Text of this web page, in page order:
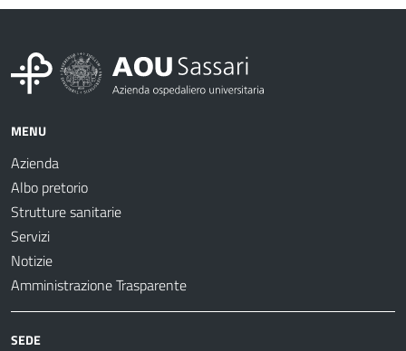
MENU
Azienda
Albo pretorio
Strutture sanitarie
Servizi
Notizie
Amministrazione Trasparente
SEDE